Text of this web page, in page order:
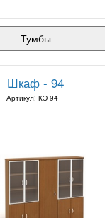
Тумбы
Шкаф - 94
Артикул: КЭ 94